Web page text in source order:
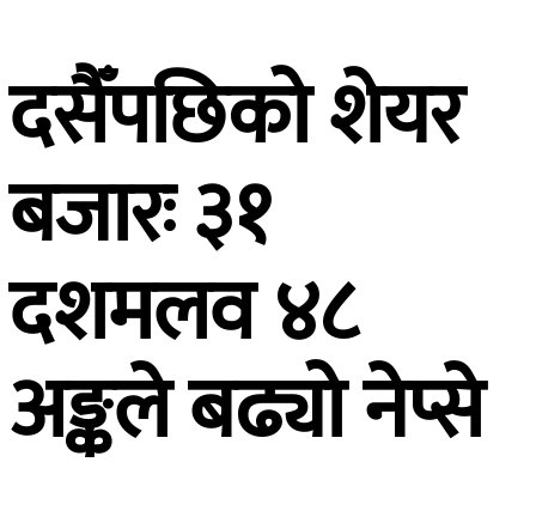
दसैँपछिको शेयर
बजारः ३१
दशमलव ४८
अङ्कले बढ्यो नेप्से